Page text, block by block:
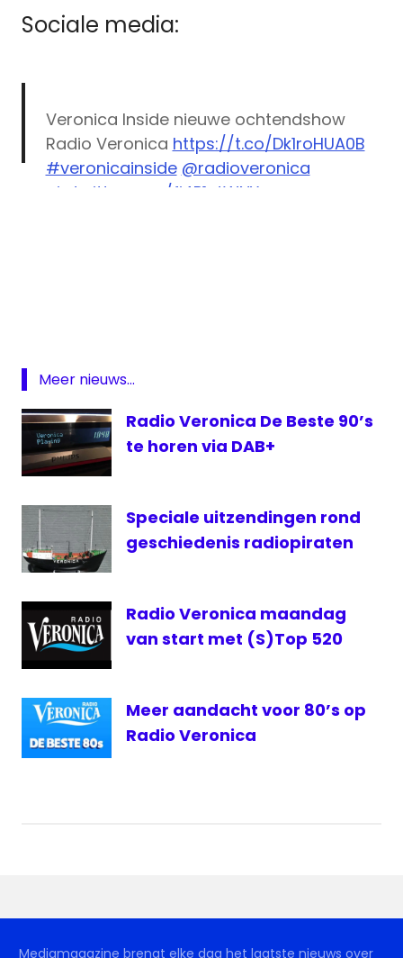
Sociale media:
Veronica Inside nieuwe ochtendshow
Radio Veronica https://t.co/Dk1roHUA0B
#veronicainside @radioveronica
pic.twitter.com/fi4P1utWNY
Inside
Wilfred
Genee
Meer nieuws...
Radio Veronica De Beste 90’s
te horen via DAB+
Speciale uitzendingen rond
geschiedenis radiopiraten
Radio Veronica maandag
van start met (S)Top 520
Meer aandacht voor 80’s op
Radio Veronica
Mediamagazine brengt elke dag het laatste nieuws over